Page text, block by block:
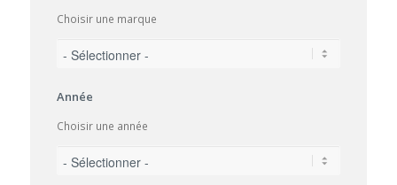
Choisir une marque
Année
Choisir une année